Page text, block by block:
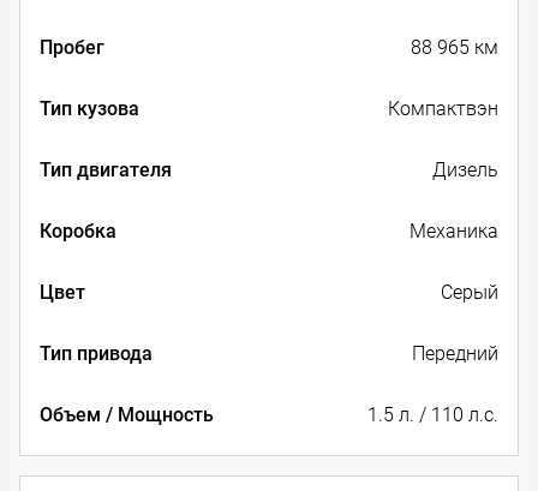
Пробег 88 965 км
Тип кузова Компактвэн
Тип двигателя Дизель
Коробка Механика
Цвет Серый
Тип привода Передний
Объем / Мощность 1.5 л. / 110 л.с.